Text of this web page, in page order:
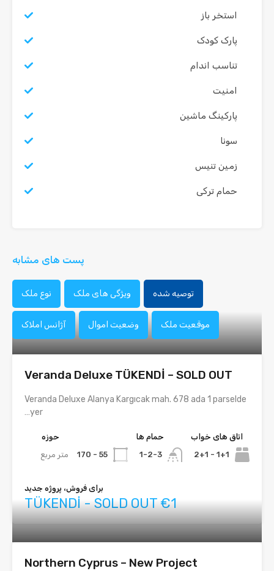
استخر باز
پارک کودک
تناسب اندام
امنیت
پارکینگ ماشین
سونا
زمین تنیس
حمام ترکی
پست های مشابه
توصیه شده ویژگی های ملک نوع ملک
موقعیت ملک وضعیت اموال آژانس املاک
Veranda Deluxe TÜKENDİ – SOLD OUT
Veranda Deluxe Alanya Kargıcak mah. 678 ada 1 parselde
yer…
اتاق های خواب
1+1 - 2+1
حمام ها
1-2-3
حوزه
55 - 170
متر مربع
برای فروش، پروژه جدید
TÜKENDİ - SOLD OUT €1
Northern Cyprus – New Project